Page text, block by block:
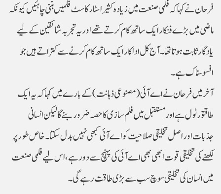
فرحان نے کہا کہ فلمی صنعت میں زیادہ کثیر اسٹار کاسٹ فلمیں بننی چاہئیں کیونکہ
ماضی میں بڑے فنکار ایک ساتھ کام کرتے تھے اور یہ تجربہ شائقین کے لیے
یادگار ثابت ہوتا تھا۔ آج کل اداکار ایک ساتھ کام کرنے سے کتراتے ہیں جو
افسوسناک ہے۔
آخر میں فرحان نے اے آئی (مصنوعی ذہانت) کے بارے میں کہا کہ یہ ایک
طاقتور ٹول ہے اور مستقبل میں فلم سازی کا حصہ ضرور بنے گا لیکن انسانی
جذبات اور اصل تخلیقی صلاحیت کو اے آئی کبھی نہیں بدل سکتا۔ خاص طور پر
لکھنے کی تخلیقی قوت ابھی بھی اے آئی کی پہنچ سے دور ہے، اس لیے فلمی صنعت
میں انسان کی تخلیقی سوچ سب سے بڑی طاقت رہے گی۔